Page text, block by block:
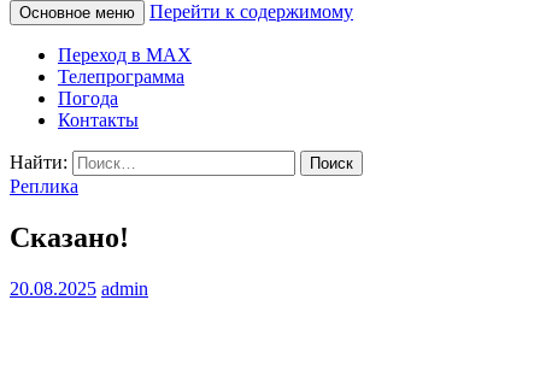
КАМЧАТСКОЕ
ИНФОРМАЦИОННОЕ
АГЕНТСТВО (КИА
«ВЕСТИ»)
Основное меню Перейти к содержимому
Переход в MAX
Телепрограмма
Погода
Контакты
Найти:
Реплика
Сказано!
20.08.2025 admin